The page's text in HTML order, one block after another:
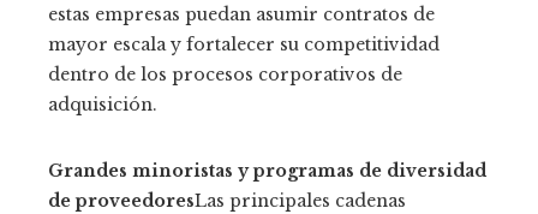
estas empresas puedan asumir contratos de
mayor escala y fortalecer su competitividad
dentro de los procesos corporativos de
adquisición.
Grandes minoristas y programas de diversidad
de proveedoresLas principales cadenas